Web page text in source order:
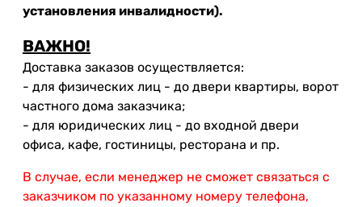
установления инвалидности).
ВАЖНО!
Доставка заказов осуществляется:
- для физических лиц - до двери квартиры, ворот
частного дома заказчика;
- для юридических лиц - до входной двери
офиса, кафе, гостиницы, ресторана и пр.
В случае, если менеджер не сможет связаться с
заказчиком по указанному номеру телефона,